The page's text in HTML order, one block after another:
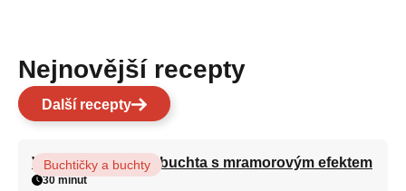
Nejnovější recepty
Další recepty
Vláčná olejová litá buchta s mramorovým efektem
Buchtičky a buchty
30 minut